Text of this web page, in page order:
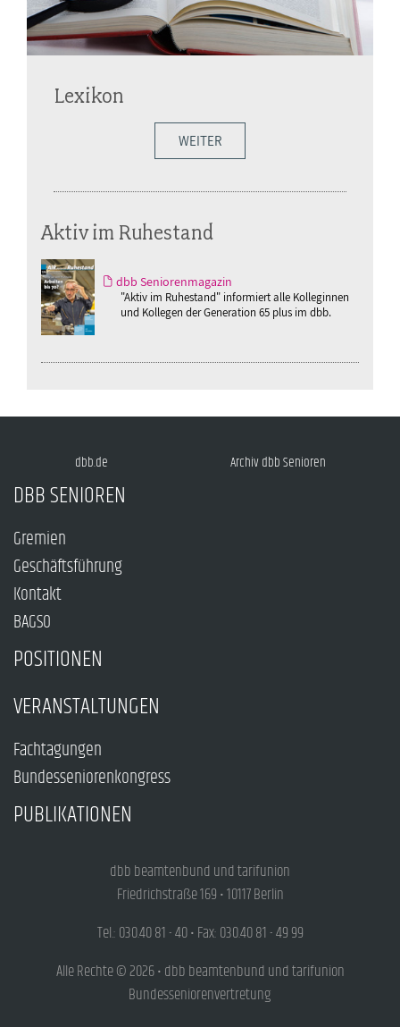
Lexikon
WEITER
Aktiv im Ruhestand
dbb Seniorenmagazin
"Aktiv im Ruhestand" informiert alle Kolleginnen
und Kollegen der Generation 65 plus im dbb.
dbb.de Archiv dbb Senioren
DBB SENIOREN
Gremien
Geschäftsführung
Kontakt
BAGSO
POSITIONEN
VERANSTALTUNGEN
Fachtagungen
Bundesseniorenkongress
PUBLIKATIONEN
dbb beamtenbund und tarifunion
Friedrichstraße 169 • 10117 Berlin
Tel.: 030.40 81 - 40 • Fax: 030.40 81 - 49 99
Alle Rechte © 2026 • dbb beamtenbund und tarifunion
Bundesseniorenvertretung